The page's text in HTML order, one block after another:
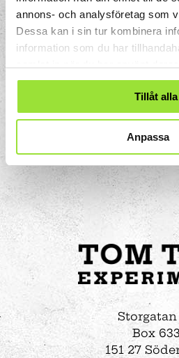
annons- och analysföretag som
Dessa kan i sin tur kombinera
information som du har
Tillåt alla
Anpassa
8 dl vatten
2 dl Yes diskmedel
3 msk glycerol
Storgatan
Box 633
151 27